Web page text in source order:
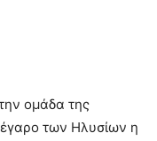
ομάδα της
των Ηλυσίων η